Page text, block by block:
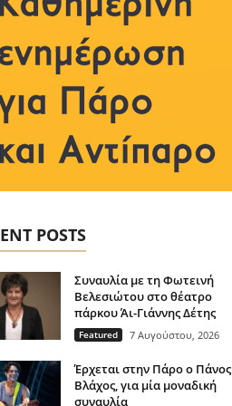
POSTS
Συναυλία με τη Φωτεινή
Βελεσιώτου στο θέατρο
πάρκου Άι-Γιάννης Δέτης
Featured 7 Αυγούστου, 2026
Έρχεται στην Πάρο ο Πάνος
Βλάχος, για μία μοναδική
συναυλία